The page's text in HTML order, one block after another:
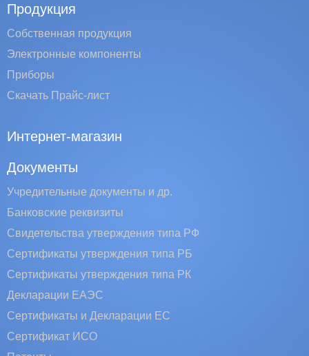
Продукция
Собственная продукция
Электронные компоненты
Приборы
Скачать Прайс-лист
Интернет-магазин
Документы
Учредительные документы и др.
Банковские реквизиты
Свидетельства утверждения типа РФ
Сертификаты утверждения типа РБ
Сертификаты утверждения типа РК
Декларации ЕАЭС
Сертификаты и Декларации EC
Сертификат ИСО